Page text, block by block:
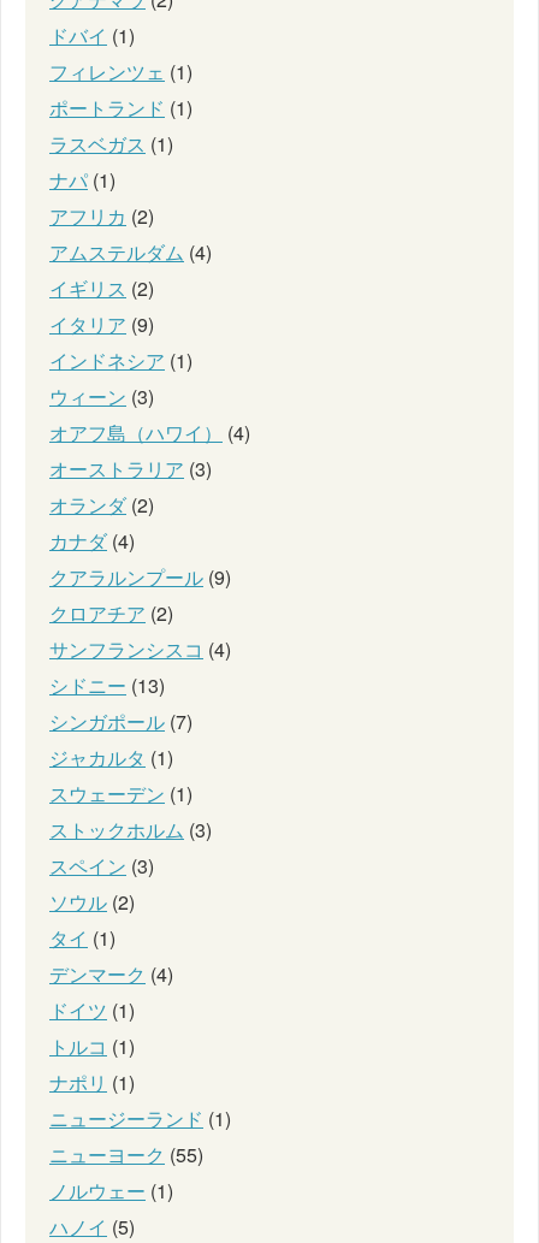
ドバイ (1)
フィレンツェ (1)
ポートランド (1)
ラスベガス (1)
ナパ (1)
アフリカ (2)
アムステルダム (4)
イギリス (2)
イタリア (9)
インドネシア (1)
ウィーン (3)
オアフ島（ハワイ）
(4)
オーストラリア (3)
オランダ(2)
カナダ(4)
クアラルンプール (9)
クロアチア (2)
サンフランシスコ (4)
シドニー (13)
シンガポール (7)
ジャカルタ (1)
スウェーデン (1)
ストックホルム (3)
スペイン (3)
ソウル (2)
タイ (1)
デンマーク (4)
ドイツ (1)
トルコ (1)
ナポリ (1)
ニュージーランド (1)
ニューヨーク (55)
ノルウェー (1)
ハノイ (5)